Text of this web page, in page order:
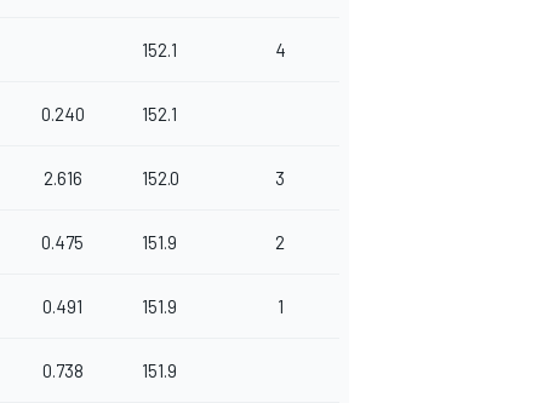
152.1 4
0.240 152.1
2.616 152.0 3
0.475 151.9 2
0.491 151.9 1
0.738 151.9